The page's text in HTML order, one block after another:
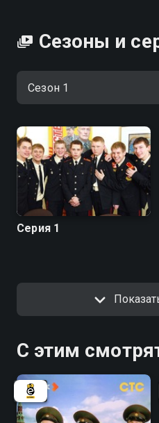
этот путь. Несмотря на
классические
друзей, вопросы о
Суворовским кадетам
но эти испытания закалят
кадетов? Александр Головин, Борис Корчевников,
Иван Добронравов и
проекте нулевых
Сезоны и
Серия 1
С этим